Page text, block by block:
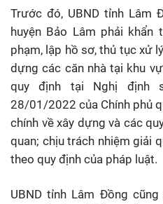
Trước đó, UBND tỉnh Lâm
huyện Bảo Lâm phải khẩn
phạm, lập hồ sơ, thủ tục xử
dựng các căn nhà tại khu
quy định tại Nghị định
28/01/2022 của Chính phủ
chính về xây dựng và các
quan; chịu trách nhiệm giải
theo quy định của pháp luật.
UBND tỉnh Lâm Đồng